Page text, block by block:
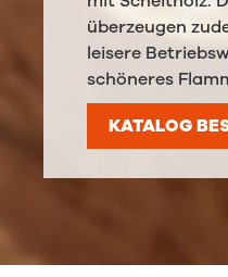
überzeugen
leisere
schöneres
KATALOG